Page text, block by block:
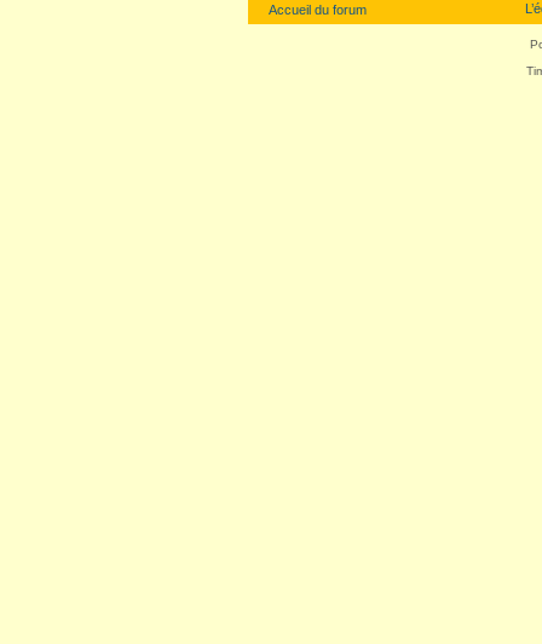
Accueil du forum